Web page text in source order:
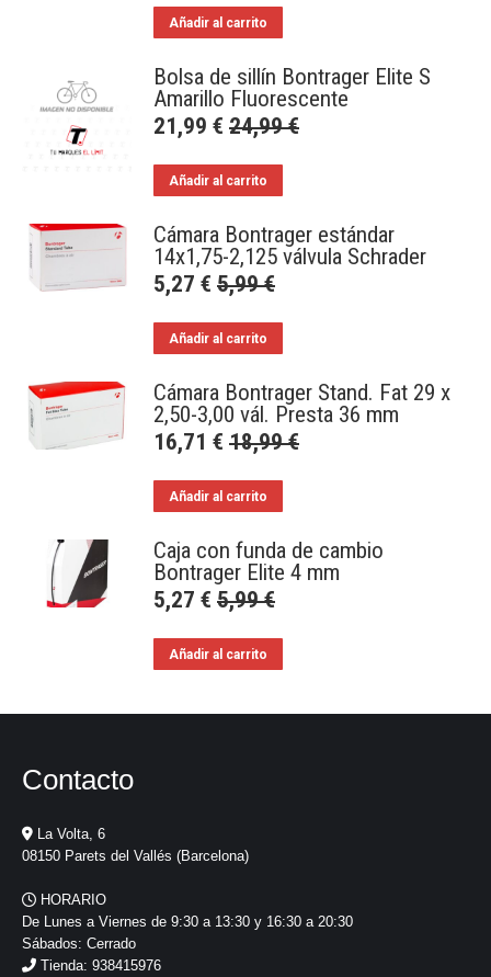
Añadir al carrito
Bolsa de sillín Bontrager Elite S
Amarillo Fluorescente
21,99 € 24,99€
Añadir al carrito
Cámara Bontrager estándar
14x1,75-2,125 válvula Schrader
5,27 € 5,99€
Añadir al carrito
Cámara Bontrager Stand. Fat 29 x
2,50-3,00 vál. Presta 36 mm
16,71 € 18,99€
Añadir al carrito
Caja con funda de cambio
Bontrager Elite 4 mm
5,27 € 5,99€
Añadir al carrito
Contacto
La Volta, 6
08150 Parets del Vallés (Barcelona)
HORARIO
De Lunes a Viernes de 9:30 a 13:30 y 16:30 a 20:30
Sábados: Cerrado
Tienda: 938415976